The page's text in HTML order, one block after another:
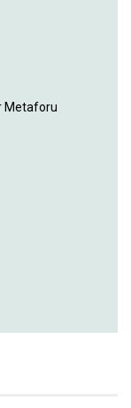
Metaforu